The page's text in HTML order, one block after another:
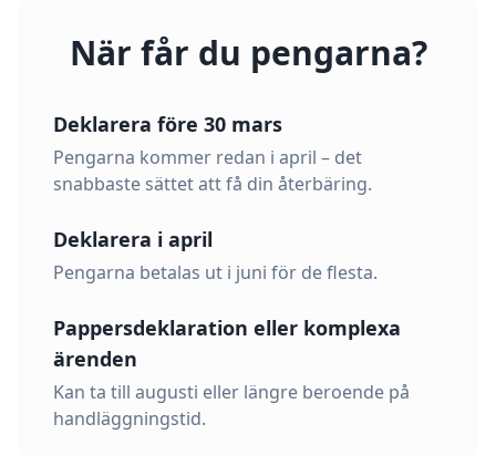
När får du pengarna?
Deklarera före 30 mars
Pengarna kommer redan i april – det
snabbaste sättet att få din återbäring.
Deklarera i april
Pengarna betalas ut i juni för de flesta.
Pappersdeklaration eller komplexa
ärenden
Kan ta till augusti eller längre beroende på
handläggningstid.